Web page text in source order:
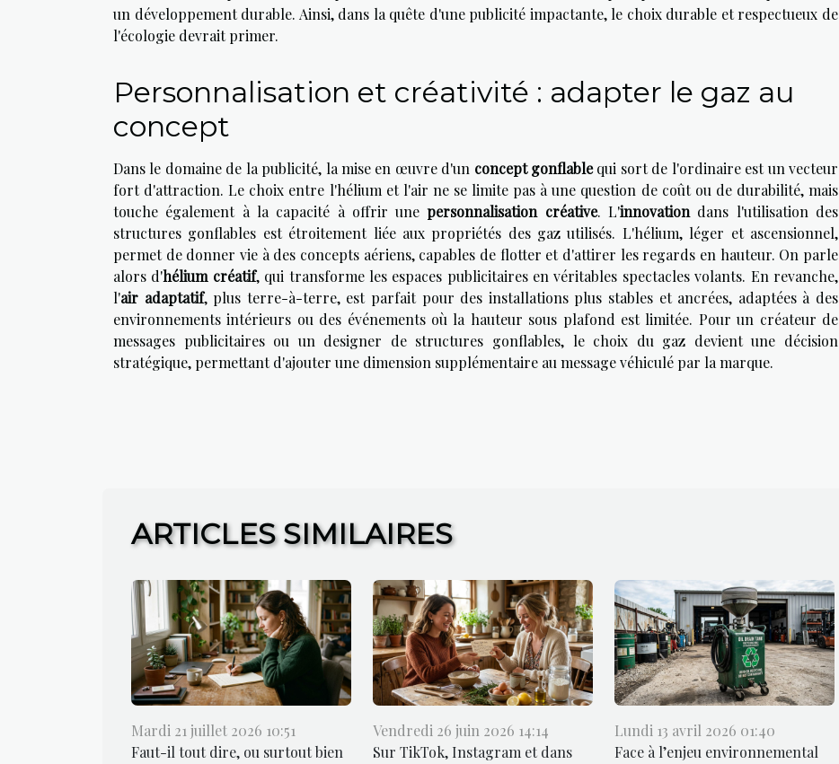
un développement durable. Ainsi, dans la quête d'une publicité impactante, le choix durable et respectueux de
l'écologie devrait primer.
Personnalisation et créativité : adapter le gaz au
concept
Dans le domaine de la publicité, la mise en œuvre d'un concept gonflablequi sort de l'ordinaire est un vecteur
fort d'attraction. Le choix entre l'hélium et l'air ne se limite pas à une question de coût ou de durabilité, mais
touche également à la capacité à offrir unepersonnalisation créative. L'innovationdans l'utilisation des
structures gonflables est étroitement liée aux propriétés des gaz utilisés. L'hélium, léger et ascensionnel,
permet de donner vie à des concepts aériens, capables de flotter et d'attirer les regards en hauteur. On parle
alors d'hélium créatif, qui transforme les espaces publicitaires en véritables spectacles volants. En revanche,
l'air adaptatif, plus terre-à-terre, est parfait pour des installations plus stables et ancrées, adaptées à des
environnements intérieurs ou des événements où la hauteur sous plafond est limitée. Pour un créateur de
messages publicitaires ou un designer de structures gonflables, le choix du gaz devient une décision
stratégique, permettant d'ajouter une dimension supplémentaire au message véhiculé par la marque.
ARTICLES SIMILAIRES
Mardi 21 juillet 2026 10:51
Faut-il tout dire, ou surtout bien
Vendredi 26 juin 2026 14:14
Sur TikTok, Instagram et dans
Lundi 13 avril 2026 01:40
Face à l’enjeu environnemental